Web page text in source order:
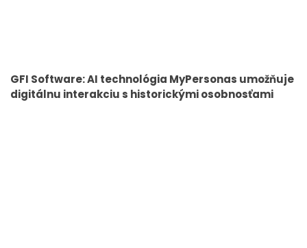
GFI Software: AI technológia MyPersonas umožňuje
digitálnu interakciu s historickými osobnosťami